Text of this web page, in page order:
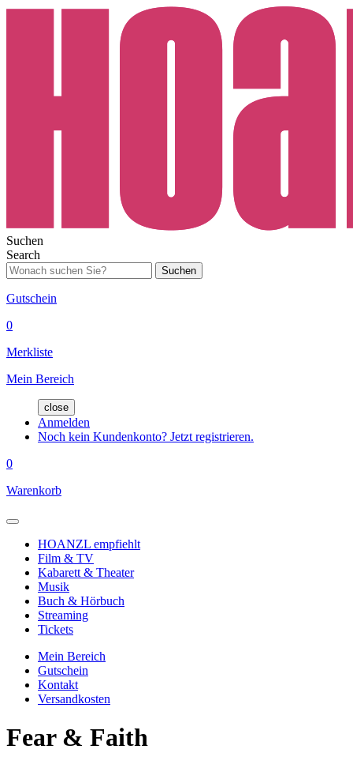
Suchen
Search
Suchen
Gutschein
0
Merkliste
Mein Bereich
close
Anmelden
Noch kein Kundenkonto? Jetzt registrieren.
0
Warenkorb
HOANZL empfiehlt
Film & TV
Kabarett & Theater
Musik
Buch & Hörbuch
Streaming
Tickets
Mein Bereich
Gutschein
Kontakt
Versandkosten
Fear & Faith